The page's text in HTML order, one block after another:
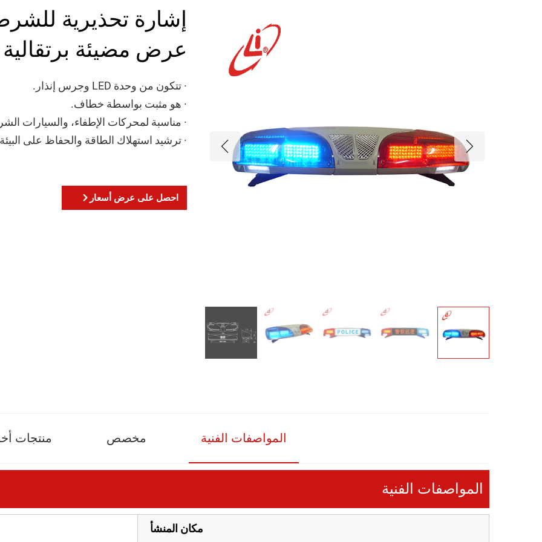
عرض مضيئة برتقالية
· تتكون من وحدة LED وجرس إنذار.
· هو مثبت بواسطة خطاف.
· مناسبة لمحركات الإطفاء، والسيارات
· ترشيد استهلاك الطاقة والحفاظ على
احصل على عرض أسعار
المواصفات الفنية مخصص منتجات
المواصفات الفنية
مكان المنشأ